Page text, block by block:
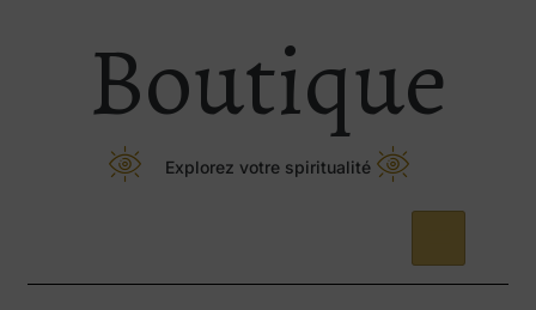
Boutique
Explorez votre spiritualité